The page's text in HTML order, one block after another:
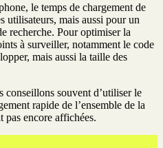
le temps de chargement de
utilisateurs, mais aussi pour un
recherche. Pour optimiser la
à surveiller, notamment le code
mais aussi la taille des
conseillons souvent d’utiliser le
rapide de l’ensemble de la
pas encore affichées.